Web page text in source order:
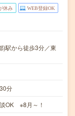
休み WEB登録OK
)駅から徒歩3分／東
分
OK ※8月～！